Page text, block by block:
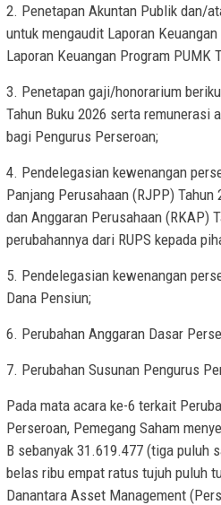
2. Penetapan Akuntan Publik dan/
untuk mengaudit Laporan
Laporan Keuangan Program PUMK
3. Penetapan gaji/honorarium
Tahun Buku 2026 serta remunerasi
bagi Pengurus Perseroan;
4. Pendelegasian kewenangan
Panjang Perusahaan (RJPP) Tahun
dan Anggaran Perusahaan (RKAP)
perubahannya dari RUPS kepada
5. Pendelegasian kewenangan
Dana Pensiun;
6. Perubahan Anggaran Dasar
7. Perubahan Susunan Pengurus
Pada mata acara ke-6 terkait
Perseroan, Pemegang Saham
B sebanyak 31.619.477 (tiga puluh
belas ribu empat ratus tujuh puluh
Danantara Asset Management